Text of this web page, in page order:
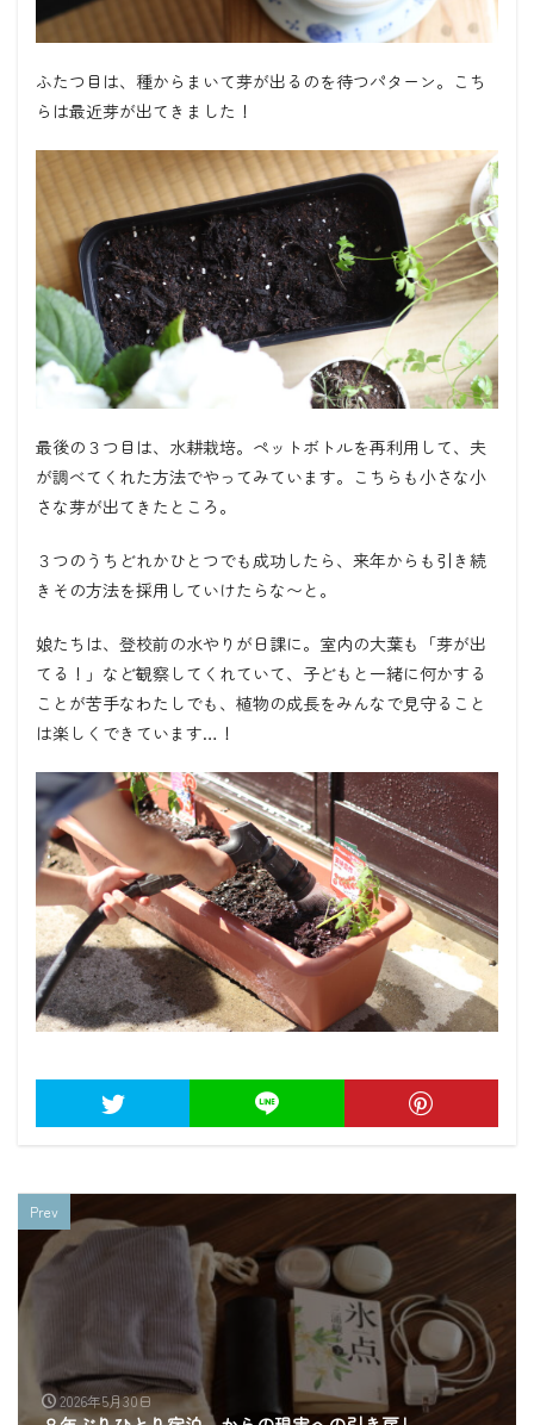
ふたつ目は、種からまいて芽が出るのを待つパターン。こち
らは最近芽が出てきました！
最後の３つ目は、水耕栽培。ペットボトルを再利用して、夫
が調べてくれた方法でやってみています。こちらも小さな小
さな芽が出てきたところ。
３つのうちどれかひとつでも成功したら、来年からも引き続
きその方法を採用していけたらな〜と。
娘たちは、登校前の水やりが日課に。室内の大葉も「芽が出
てる！」など観察してくれていて、子どもと一緒に何かする
ことが苦手なわたしでも、植物の成長をみんなで見守ること
は楽しくできています…！
Prev
2026年5月30日